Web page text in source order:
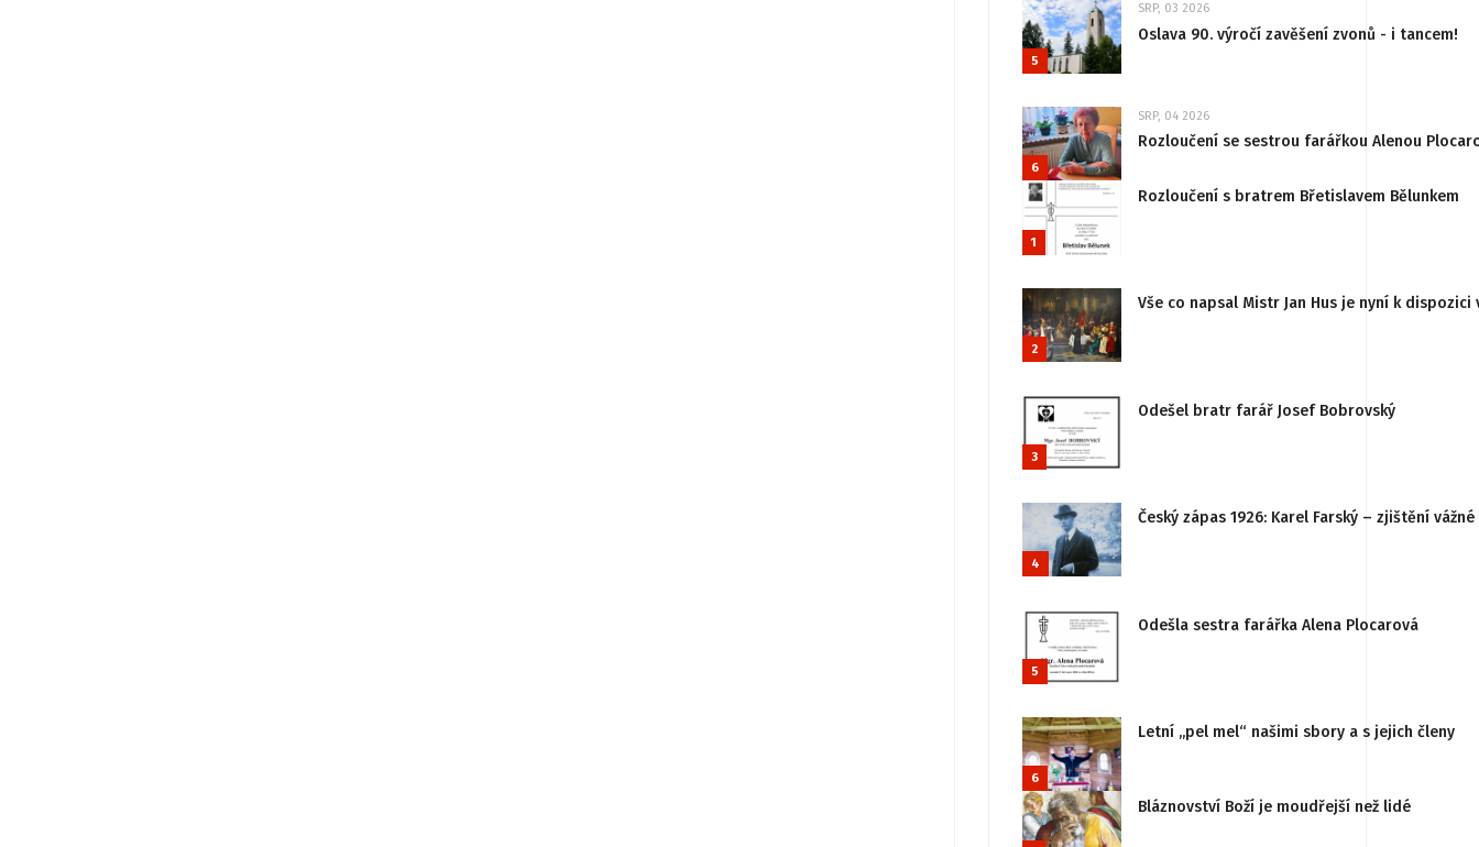
5
SRP, 03 2026
Oslava 90. výročí zavěšení zvonů - i tancem!
6
SRP, 04 2026
Rozloučení se sestrou farářkou Alenou
1
Rozloučení s bratrem Břetislavem Bělunkem
2
Vše co napsal Mistr Jan Hus je nyní k
3
Odešel bratr farář Josef Bobrovský
4
Český zápas 1926: Karel Farský – zjištění
5
Odešla sestra farářka Alena Plocarová
6
Letní „pel mel“ našimi sbory a s jejich členy
Bláznovství Boží je moudřejší než lidé